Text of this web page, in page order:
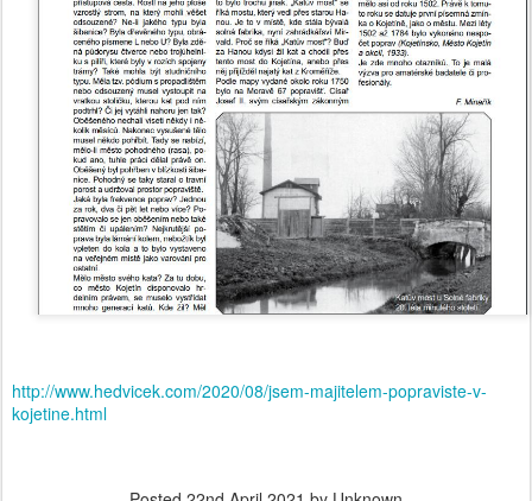
http://www.hedvicek.com/2020/08/jsem-majitelem-popraviste-v-
kojetine.html